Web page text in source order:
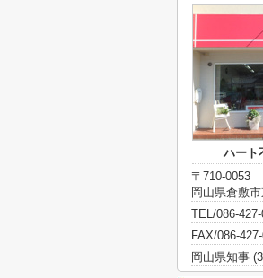
ハート
〒710-0053
岡山県倉敷
TEL/086-
FAX/086-
岡山県知事